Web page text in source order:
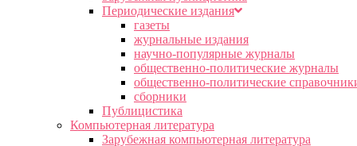
Периодические издания
газеты
журнальные издания
научно-популярные журналы
общественно-политические журналы
общественно-политические
сборники
Публицистика
Компьютерная литература
Зарубежная компьютерная литература